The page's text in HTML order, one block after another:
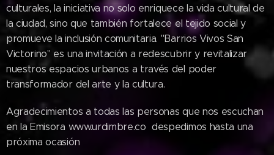
culturales, la iniciativa no solo enriquece la vida cultural de
la ciudad, sino que también fortalece el tejido social y
promueve la inclusión comunitaria. "Barrios Vivos San
Victorino" es una invitación a redescubrir y revitalizar
nuestros espacios urbanos a través del poder
transformador del arte y la cultura.
Agradecimientos a todas las personas que nos escuchan
en la Emisora www.urdimbre.co despedimos hasta una
próxima ocasión